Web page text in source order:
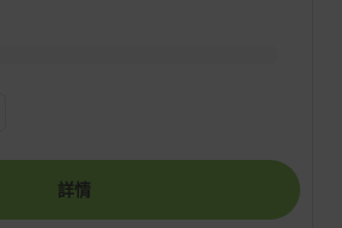
詳情